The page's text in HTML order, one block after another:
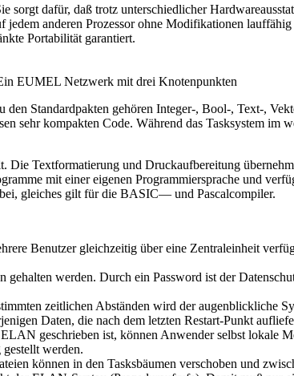
sorgt dafür, daß trotz unterschiedlicher
anderen Prozessor ohne Modifikationen
Portabilität garantiert.
EUMEL Netzwerk mit drei Knotenpunkten
Standardpakten gehören Integer-, Bool-, Text-,
kompakten Code. Während das Tasksystem im
Die Textformatierung und Druckaufbereitung
mit einer eigenen Programmiersprache und
gleiches gilt für die BASIC— und Pascalcompiler.
Benutzer gleichzeitig über eine Zentraleinheit
werden. Durch ein Password ist der
zeitlichen Abständen wird der augenblickliche
Daten, die nach dem letzten Restart-Punkt
geschrieben ist, können Anwender selbst lokale
werden.
können in den Tasksbäumen verschoben und